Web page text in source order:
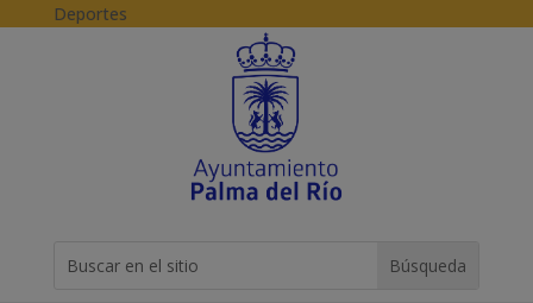
Skip to content
Deportes
for...